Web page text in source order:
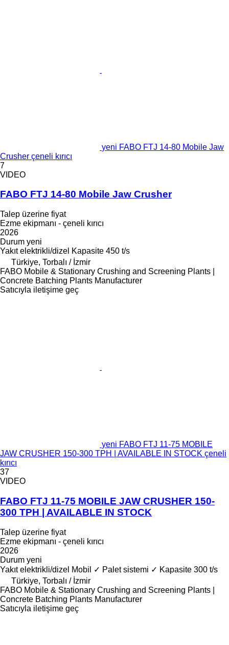
yeni FABO FTJ 14-80 Mobile Jaw
Crusher çeneli kırıcı
7
VIDEO
FABO FTJ 14-80 Mobile Jaw Crusher
Talep üzerine fiyat
Ezme ekipmanı - çeneli kırıcı
2026
Durum yeni
Yakıt elektrikli/dizel Kapasite 450 t/s
Türkiye, Torbalı / İzmir
FABO Mobile & Stationary Crushing and Screening Plants |
Concrete Batching Plants Manufacturer
Satıcıyla iletişime geç
yeni FABO FTJ 11-75 MOBILE
JAW CRUSHER 150-300 TPH | AVAILABLE IN STOCK çeneli
kırıcı
37
VIDEO
FABO FTJ 11-75 MOBILE JAW CRUSHER 150-
300 TPH | AVAILABLE IN STOCK
Talep üzerine fiyat
Ezme ekipmanı - çeneli kırıcı
2026
Durum yeni
Yakıt elektrikli/dizel Mobil ✓ Palet sistemi ✓ Kapasite 300 t/s
Türkiye, Torbalı / İzmir
FABO Mobile & Stationary Crushing and Screening Plants |
Concrete Batching Plants Manufacturer
Satıcıyla iletişime geç